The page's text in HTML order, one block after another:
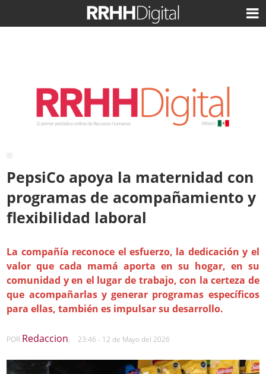
PepsiCo apoya la maternidad con
programas de acompañamiento y
flexibilidad laboral
La compañía reconoce el esfuerzo, la dedicación y el
valor que cada mamá aporta en su hogar, en su
comunidad y en el lugar de trabajo, con la certeza de
que acompañarlas y generar programas específicos
para ellas, también es impulsar su desarrollo.
POR Redaccion, 23:46 - 12 de Mayo del 2026